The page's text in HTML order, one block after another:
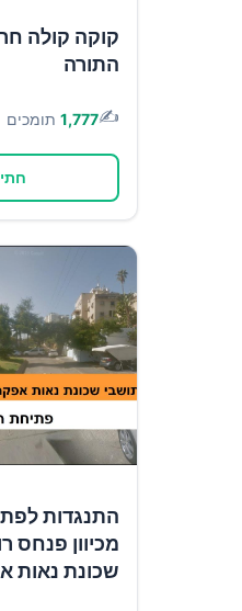
קוקה קולה
התורה
✍️
1,777 תומכים
התנגדות
מכיוון פנחס
שכונת נאות